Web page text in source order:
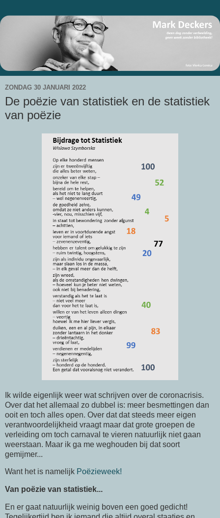
ZONDAG 30 JANUARI 2022
De poëzie van statistiek en de statistiek
van poëzie
Ik wilde eigenlijk weer wat schrijven over de coronacrisis.
Over dat het allemaal zo dubbel is: meer besmettingen dan
ooit en toch alles open. Over dat dat steeds meer eigen
verantwoordelijkheid vraagt maar dat grote groepen de
verleiding om toch carnaval te vieren natuurlijk niet gaan
weerstaan. Maar ik ga me weghouden bij dat soort
gemijmer...
Want het is namelijk Poëzieweek!
Van poëzie van statistiek...
En er gaat natuurlijk weinig boven een goed gedicht!